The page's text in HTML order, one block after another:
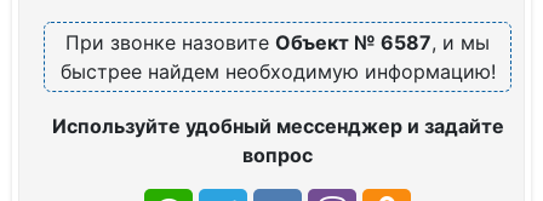
При звонке назовите Объект № 6587, и мы
быстрее найдем необходимую информацию!
Используйте удобный мессенджер и задайте
вопрос